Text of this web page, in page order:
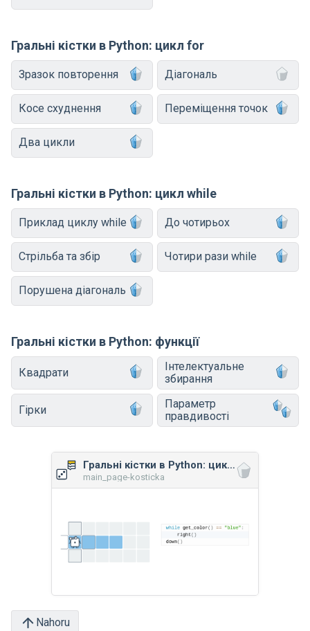
Гральні кістки в Python: цикл for
Зразок повторення Діагональ
Косе схуднення Переміщення точок
Два цикли
Гральні кістки в Python: цикл while
Приклад циклу while До чотирьох
Стрільба та збір Чотири рази while
Порушена діагональ
Гральні кістки в Python: функції
Квадрати
Інтелектуальне
збирання
Гірки
Параметр
правдивості
Гральні кістки в Python: цикл while
main_page-kosticka
Nahoru